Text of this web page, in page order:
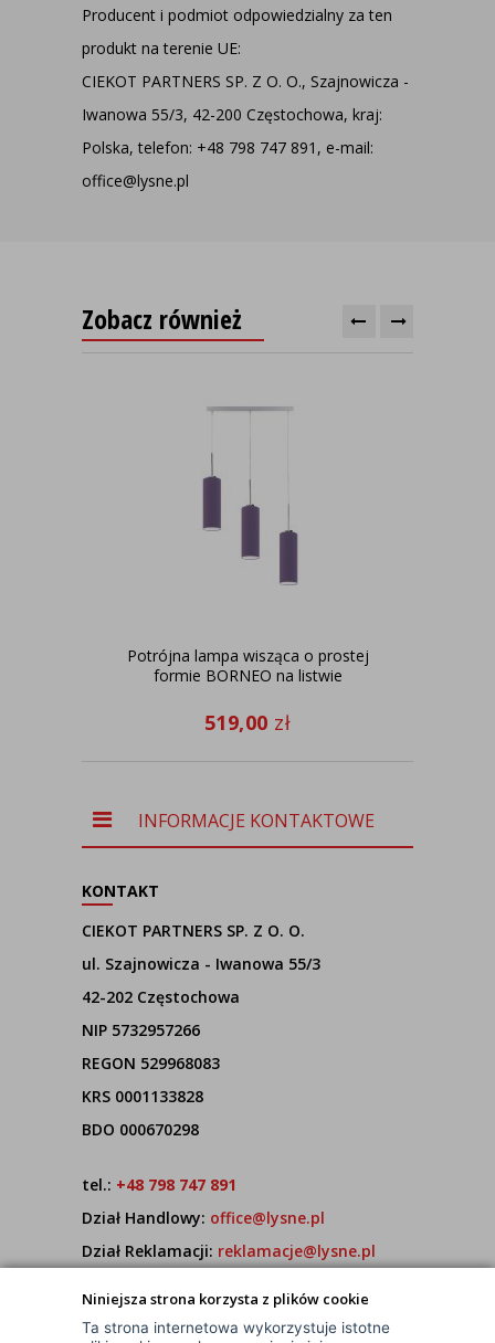
Niniejsza strona korzysta z plików cookie
Ta strona internetowa wykorzystuje istotne
Producent i podmiot odpowiedzialny za ten
produkt na terenie UE:
CIEKOT PARTNERS SP. Z O. O., Szajnowicza -
Iwanowa 55/3, 42-200 Częstochowa, kraj:
Polska, telefon: +48 798 747 891, e-mail:
office@lysne.pl
Zobacz również
Potrójna lampa wisząca o prostej
formie BORNEO na listwie
519,00 zł
INFORMACJE KONTAKTOWE
KONTAKT
CIEKOT PARTNERS SP. Z O. O.
ul. Szajnowicza - Iwanowa 55/3
42-202 Częstochowa
NIP 5732957266
REGON 529968083
KRS 0001133828
BDO 000670298
tel.: +48 798 747 891
Dział Handlowy: office@lysne.pl
Dział Reklamacji: reklamacje@lysne.pl
7:00 - 15:00